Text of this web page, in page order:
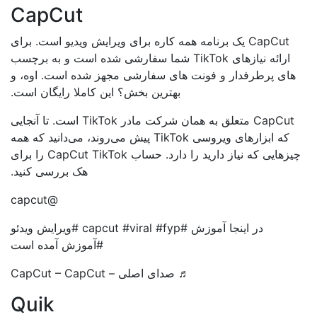
CapCut
CapCut یک برنامه همه کاره برای ویرایش ویدیو است. برای
ارائه نیازهای TikTok شما سفارشی شده است و به برچسب
های پرطرفدار و فونت های سفارشی مجهز شده است. اوه، و
بهترین بخش؟ این کاملا رایگان است.
CapCut متعلق به همان شرکت مادر TikTok است. تا آنجایی
که ابزارهای ویروسی TikTok پیش می‌روند، می‌دانید که همه
چیزهایی که نیاز دارید را دارد. حساب CapCut TikTok را برای
هک بررسی کنید.
در اینجا آموزش #capcut #viral #fyp #ویرایش ویدئو
#آموزش آمده است
♬ صدای اصلی – CapCut – CapCut
Quik